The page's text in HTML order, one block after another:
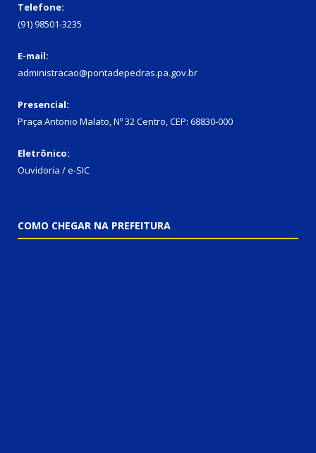
Telefone:
(91) 98501-3235
E-mail:
administracao@pontadepedras.pa.gov.br
Presencial:
Praça Antonio Malato, Nº 32 Centro, CEP: 68830-000
Eletrônico:
Ouvidoria / e-SIC
COMO CHEGAR NA PREFEITURA